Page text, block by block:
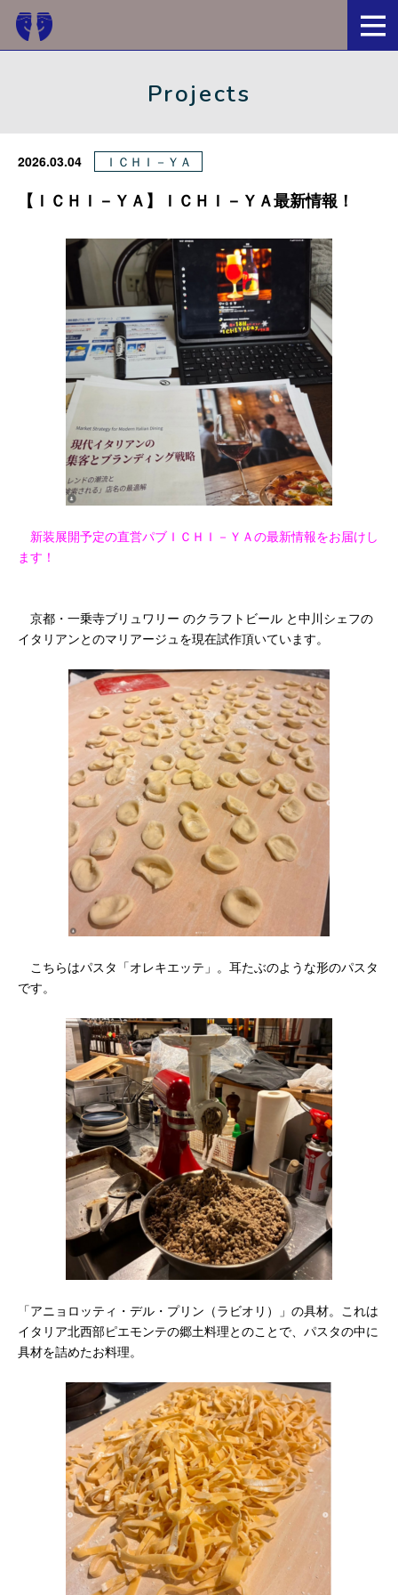
Projects
2026.03.04 ＩＣＨＩ－ＹＡ
【ＩＣＨＩ－ＹＡ】ＩＣＨＩ－ＹＡ最新情報！
新装展開予定の直営パブＩＣＨＩ－ＹＡの最新情報をお届けし
ます！
京都・一乗寺ブリュワリー のクラフトビール と中川シェフの
イタリアンとのマリアージュを現在試作頂いています。
こちらはパスタ「オレキエッテ」。耳たぶのような形のパスタ
です。
「アニョロッティ・デル・プリン（ラビオリ）」の具材。これは
イタリア北西部ピエモンテの郷土料理とのことで、パスタの中に
具材を詰めたお料理。